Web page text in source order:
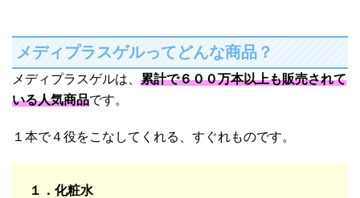
メディプラスゲルってどんな商品？
メディプラスゲルは、 累計で６００万本以上も販売されて
いる人気商品です。
１本で４役をこなしてくれる、すぐれものです。
１．化粧水